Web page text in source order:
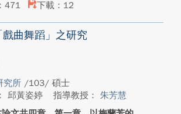
471
下載：12
曲舞蹈」之研究
究所 /103/ 碩士
邱黃姿婷
指導教授： 朱芳慧